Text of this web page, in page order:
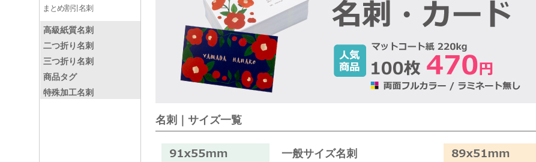
まとめ割引名刺
高級紙質名刺
二つ折り名刺
三つ折り名刺
商品タグ
特殊加工名刺
名刺｜サイズ一覧
一般サイズ名刺